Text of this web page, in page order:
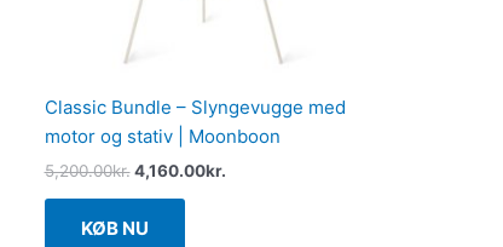
Classic Bundle – Slyngevugge med
motor og stativ | Moonboon
5,200.00kr. 4,160.00kr.
KØB NU